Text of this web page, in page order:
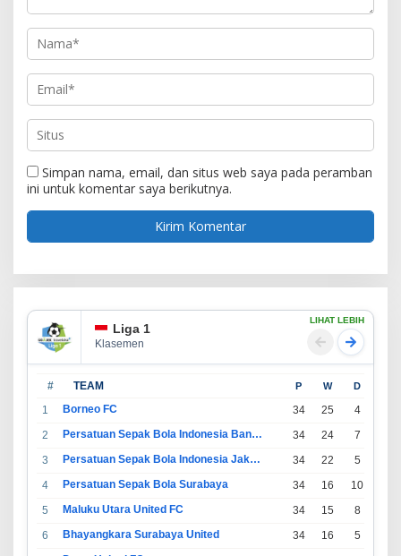
Simpan nama, email, dan situs web saya pada peramban
ini untuk komentar saya berikutnya.
Liga 1
Klasemen
LIHAT LEBIH
# TEAM P W D
1 Borneo FC 34 25 4
2
Persatuan Sepak Bola Indonesia Bandung 34 24 7
3
Persatuan Sepak Bola Indonesia Jakarta 34 22 5
4
Persatuan Sepak Bola Surabaya 34 16 10
5
Maluku Utara United FC 34 15 8
6
Bhayangkara Surabaya United 34 16 5